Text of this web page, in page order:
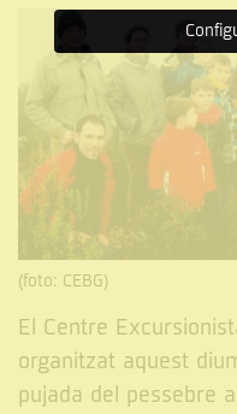
(foto: CEBG)
El Centre
organitzat aquest
pujada del pessebre